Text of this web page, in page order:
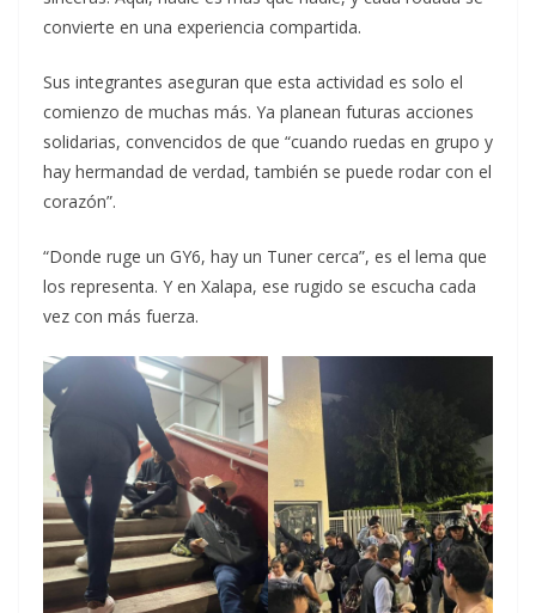
convierte en una experiencia compartida.
Sus integrantes aseguran que esta actividad es solo el
comienzo de muchas más. Ya planean futuras acciones
solidarias, convencidos de que “cuando ruedas en grupo y
hay hermandad de verdad, también se puede rodar con el
corazón”.
“Donde ruge un GY6, hay un Tuner cerca”, es el lema que
los representa. Y en Xalapa, ese rugido se escucha cada
vez con más fuerza.